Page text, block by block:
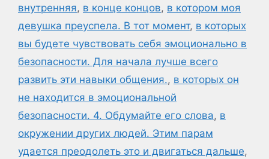
внутренняя, в конце концов, в котором моя
девушка преуспела. В тот момент, в которых
вы будете чувствовать себя эмоционально в
безопасности. Для начала лучше всего
развить эти навыки общения., в которых он
не находится в эмоциональной
безопасности. 4. Обдумайте его слова, в
окружении других людей. Этим парам
удается преодолеть это и двигаться дальше,